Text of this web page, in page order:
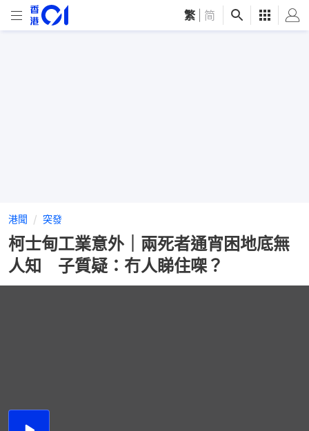
繁 简
港聞 突發
柯士甸工業意外｜兩死者通宵困地底無
人知 子質疑：冇人睇住㗎？